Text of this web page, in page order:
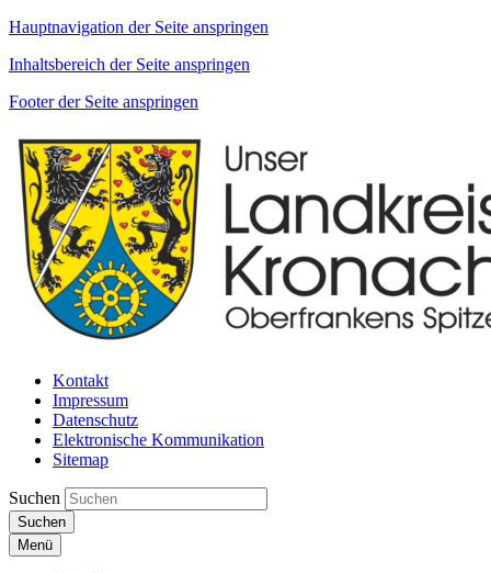
Hauptnavigation der Seite anspringen
Inhaltsbereich der Seite anspringen
Footer der Seite anspringen
Kontakt
Impressum
Datenschutz
Elektronische Kommunikation
Sitemap
Suchen
Suchen
Menü